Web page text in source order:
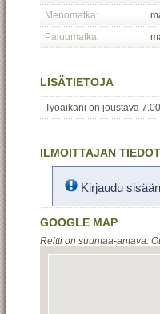
Menomatka:
Paluumatka:
LISÄTIETOJA
Työaikani on joustava
ILMOITTAJAN TIEDOT
Kirjaudu
GOOGLE MAP
Reitti on suuntaa-antava.